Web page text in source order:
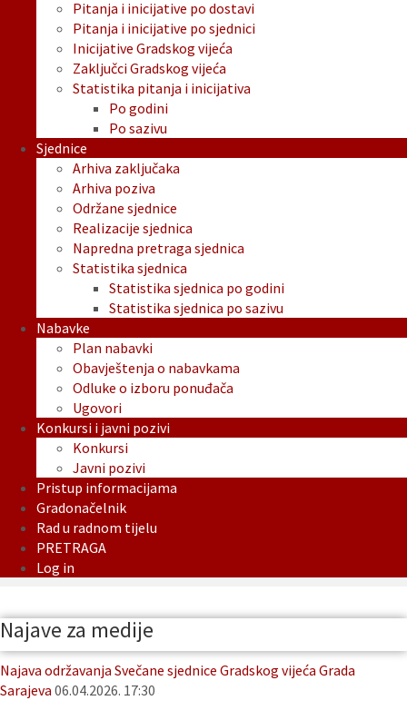
Pitanja i inicijative po dostavi
Pitanja i inicijative po sjednici
Inicijative Gradskog vijeća
Zaključci Gradskog vijeća
Statistika pitanja i inicijativa
Po godini
Po sazivu
Sjednice
Arhiva zaključaka
Arhiva poziva
Održane sjednice
Realizacije sjednica
Napredna pretraga sjednica
Statistika sjednica
Statistika sjednica po godini
Statistika sjednica po sazivu
Nabavke
Plan nabavki
Obavještenja o nabavkama
Odluke o izboru ponuđača
Ugovori
Konkursi i javni pozivi
Konkursi
Javni pozivi
Pristup informacijama
Gradonačelnik
Rad u radnom tijelu
PRETRAGA
Log in
Najave za medije
Najava održavanja Svečane sjednice Gradskog vijeća Grada
Sarajeva 06.04.2026. 17:30